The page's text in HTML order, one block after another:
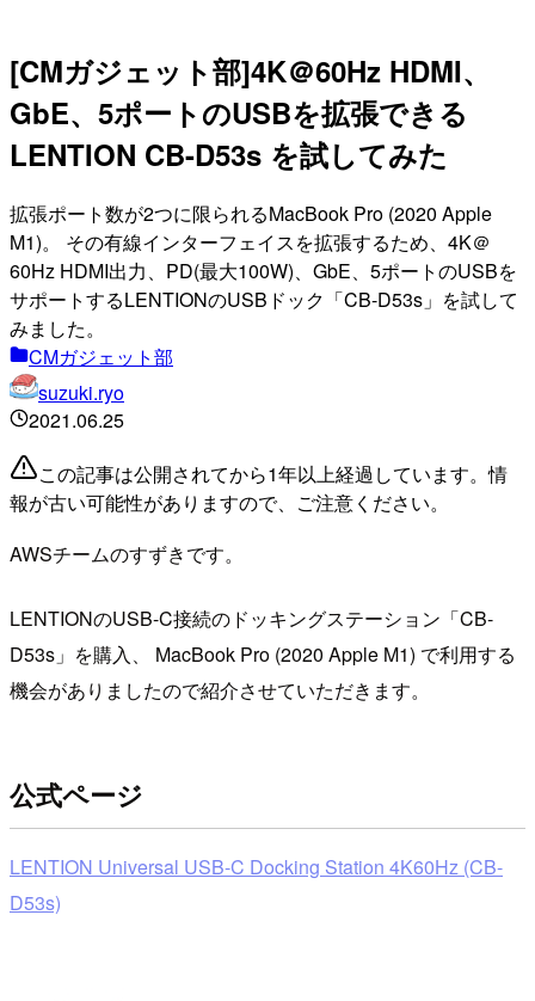
[CMガジェット部]4K＠60Hz HDMI、
GbE、5ポートのUSBを拡張できる
LENTION CB-D53s を試してみた
拡張ポート数が2つに限られるMacBook Pro (2020 Apple
M1)。 その有線インターフェイスを拡張するため、4K＠
60Hz HDMI出力、PD(最大100W)、GbE、5ポートのUSBを
サポートするLENTIONのUSBドック「CB-D53s」を試して
みました。
CMガジェット部
suzuki.ryo
2021.06.25
この記事は公開されてから1年以上経過しています。情
報が古い可能性がありますので、ご注意ください。
AWSチームのすずきです。
LENTIONのUSB-C接続のドッキングステーション「CB-
D53s」を購入、 MacBook Pro (2020 Apple M1) で利用する
機会がありましたので紹介させていただきます。
公式ページ
LENTION Universal USB-C Docking Station 4K60Hz (CB-
D53s)